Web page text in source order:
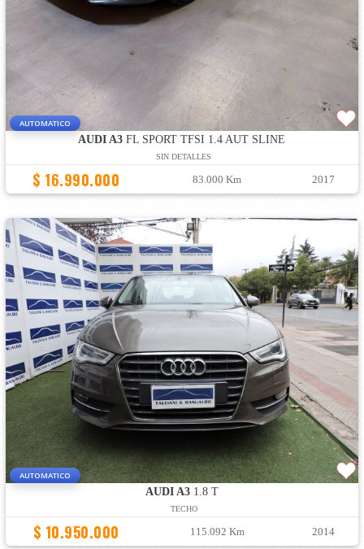
AUTOMATICO
AUDI A3 FL SPORT TFSI 1.4 AUT SLINE
SIN DETALLES
$ 16.990.000 83.000 Km 2017
AUTOMATICO
AUDI A31.8 T
TECHO
$ 10.950.000 115.092 Km 2014